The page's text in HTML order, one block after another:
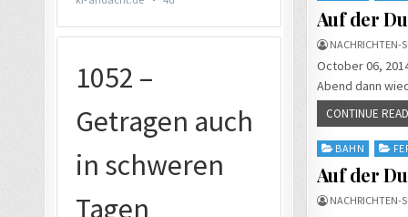
in
Auf der
NACHRICHTEN-
October 06,
Abend dann
CONTINUE
Posted
in
BAHN
Auf der
NACHRICHTEN-